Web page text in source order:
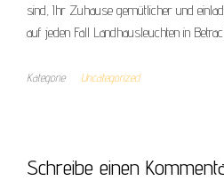
sind, Ihr Zuhause gemütlicher und
auf jeden Fall Landhausleuchten in
Kategorie Uncategorized
Schreibe einen